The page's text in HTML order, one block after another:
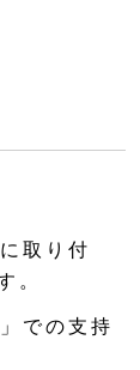
取り付
。
での支持